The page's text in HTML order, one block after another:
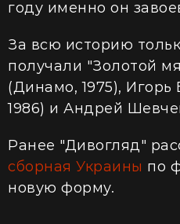
году именно он
За всю историю
получали "Золотой
(Динамо, 1975),
1986) и Андрей
Ранее "Дивогляд"
сборная Украины по
новую форму.